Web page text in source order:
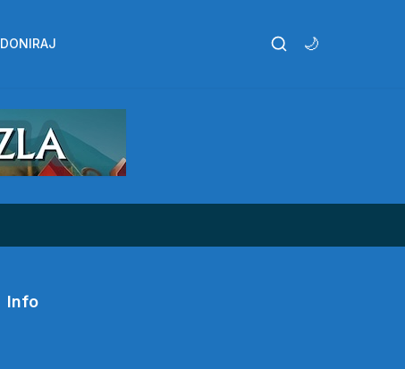
DONIRAJ 🌙
Info